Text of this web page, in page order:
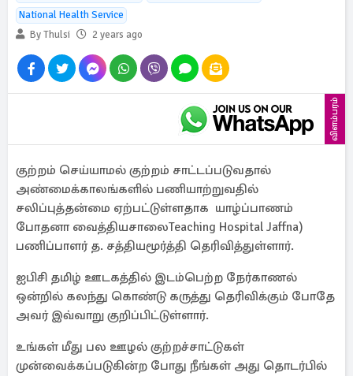
National Health Service
By Thulsi
2 years ago
விளம்பரம்
குற்றம் செய்யாமல் குற்றம் சாட்டப்படுவதால்
அண்மைக்காலங்களில் பணியாற்றுவதில்
சலிப்புத்தன்மை ஏற்பட்டுள்ளதாக யாழ்ப்பாணம்
போதனா வைத்தியசாலைTeaching Hospital Jaffna)
பணிப்பாளர் த. சத்தியமூர்த்தி தெரிவித்துள்ளார்.
ஐபிசி தமிழ் ஊடகத்தில் இடம்பெற்ற நேர்காணல்
ஒன்றில் கலந்து கொண்டு கருத்து தெரிவிக்கும் போதே
அவர் இவ்வாறு குறிப்பிட்டுள்ளார்.
உங்கள் மீது பல ஊழல் குற்றச்சாட்டுகள்
முன்வைக்கப்படுகின்ற போது நீங்கள் அது தொடர்பில்